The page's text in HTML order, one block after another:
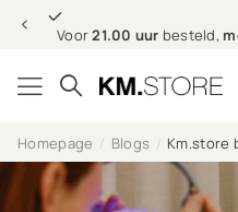
Professionele
Homepage Blogs Km.store